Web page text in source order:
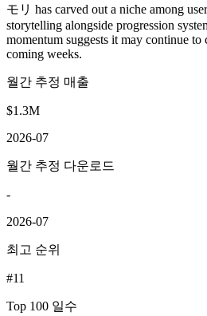
モリ has carved out a niche among
storytelling alongside progression
momentum suggests it may continue to
coming weeks.
월간 추정 매출
$1.3M
2026-07
월간 추정 다운로드
-
2026-07
최고 순위
#11
Top 100 일수